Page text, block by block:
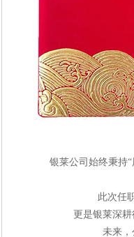
银莱公司始终秉持“
此次任
更是银莱深耕
未来